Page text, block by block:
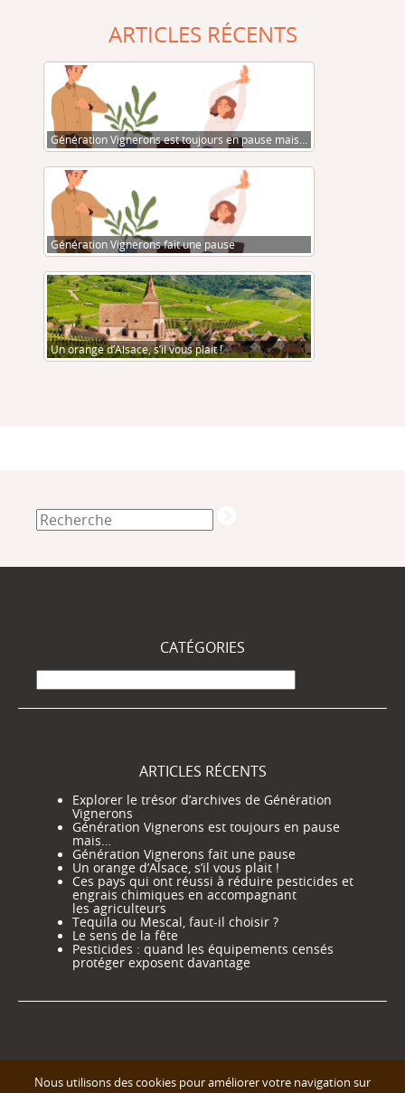
ARTICLES RÉCENTS
Génération Vignerons est toujours en pause mais…
Génération Vignerons fait une pause
Un orange d’Alsace, s’il vous plait !
CATÉGORIES
Catégories
ARTICLES RÉCENTS
Explorer le trésor d’archives de Génération
Vignerons
Génération Vignerons est toujours en pause
mais…
Génération Vignerons fait une pause
Un orange d’Alsace, s’il vous plait !
Ces pays qui ont réussi à réduire pesticides et
engrais chimiques en accompagnant
les agriculteurs
Tequila ou Mescal, faut-il choisir ?
Le sens de la fête
Pesticides : quand les équipements censés
protéger exposent davantage
Nous utilisons des cookies pour améliorer votre navigation sur